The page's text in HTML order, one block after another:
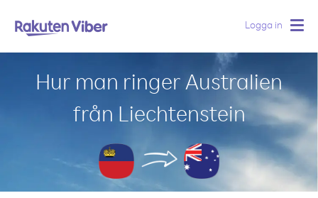
Logga in
Hur man ringer Australien
från Liechtenstein